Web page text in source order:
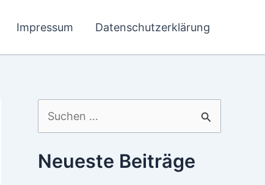
Impressum Datenschutzerklärung
Suchen
nach:
Neueste Beiträge